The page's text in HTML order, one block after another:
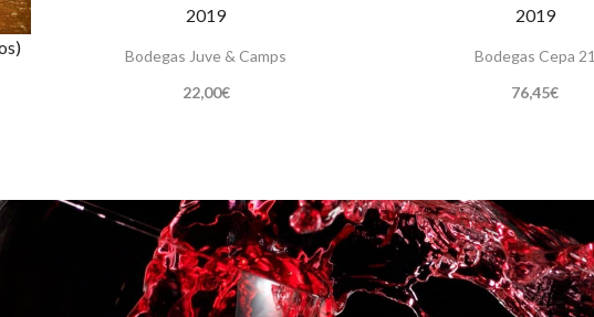
2019
Bodegas Juve & Camps
22,00€
2019
Bodegas Cepa 21
76,45€